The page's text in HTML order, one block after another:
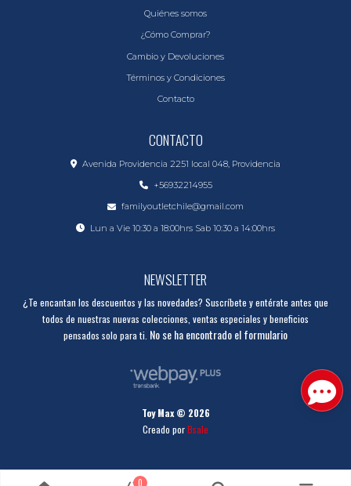
Quiénes somos
¿Cómo Comprar?
Cambio y Devoluciones
Términos y Condiciones
Contacto
CONTACTO
Avenida Providencia 2251 local 048, Providencia
+56932214955
familyoutletchile@gmail.com
Lun a Vie 10:30 a 18:00hrs Sab 10:30 a 14:00hrs
NEWSLETTER
¿Te encantan los descuentos y las novedades? Suscríbete y entérate antes que
todos de nuestras nuevas colecciones, ventas especiales y beneficios
pensados solo para ti. No se ha encontrado el formulario
Toy Max © 2026
Creado porBsale
0